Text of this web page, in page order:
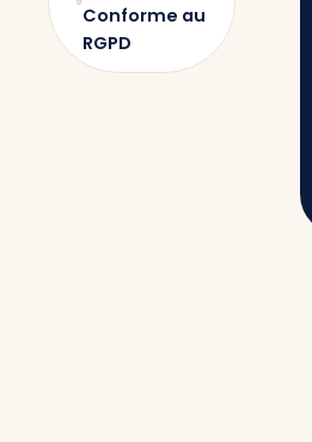
Conforme au
RGPD